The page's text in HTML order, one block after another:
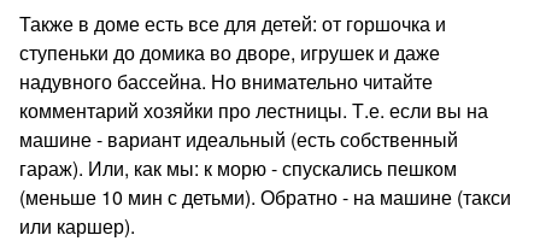
Также в доме есть все для детей: от горшочка и
ступеньки до домика во дворе, игрушек и даже
надувного бассейна. Но внимательно читайте
комментарий хозяйки про лестницы. Т.е. если вы на
машине - вариант идеальный (есть собственный
гараж). Или, как мы: к морю - спускались пешком
(меньше 10 мин с детьми). Обратно - на машине (такси
или каршер).